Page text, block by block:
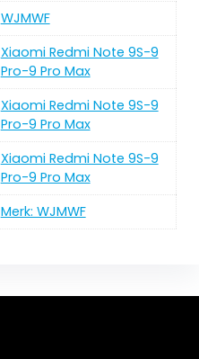
‎WJMWF
‎Xiaomi Redmi Note 9S-9
Pro-9 Pro Max
‎Xiaomi Redmi Note 9S-9
Pro-9 Pro Max
‎Xiaomi Redmi Note 9S-9
Pro-9 Pro Max
Merk: WJMWF